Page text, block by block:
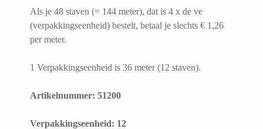
Als je 48 staven (= 144 meter), dat is 4 x de ve
(verpakkingseenheid) bestelt, betaal je slechts € 1,26
per meter.
1 Verpakkingseenheid is 36 meter (12 staven).
Artikelnummer: 51200
​Verpakkingseenheid: 12